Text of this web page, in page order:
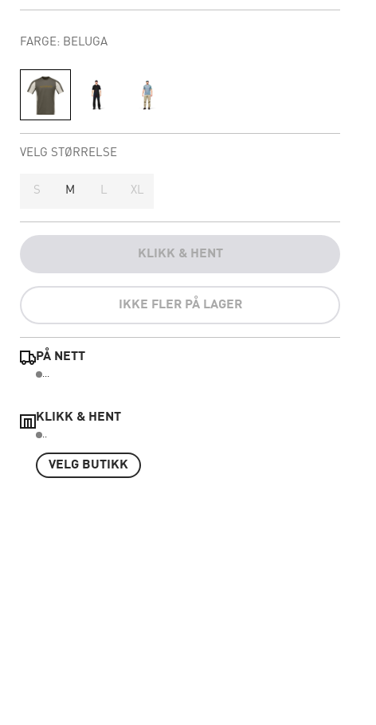
FARGE: BELUGA
VELG STØRRELSE
S M L XL
KLIKK & HENT
IKKE FLER PÅ LAGER
PÅ NETT
...
KLIKK & HENT
..
VELG BUTIKK